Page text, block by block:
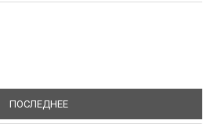
ПОСЛЕДНЕЕ(АКТИВНАЯ ВКЛАДКА)